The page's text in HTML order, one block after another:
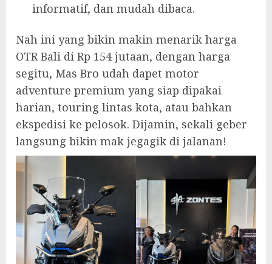
informatif, dan mudah dibaca.
Nah ini yang bikin makin menarik harga
OTR Bali di Rp 154 jutaan, dengan harga
segitu, Mas Bro udah dapet motor
adventure premium yang siap dipakai
harian, touring lintas kota, atau bahkan
ekspedisi ke pelosok. Dijamin, sekali geber
langsung bikin mak jegagik di jalanan!